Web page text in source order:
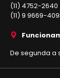
(11) 4752-2640
(11) 9 9669-
De segunda a